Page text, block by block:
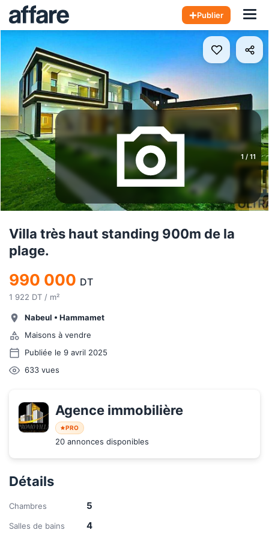
Publier
1 / 11
Villa très haut standing 900m de la
plage.
990 000 DT
1 922 DT / m²
Nabeul • Hammamet
Maisons à vendre
Publiée le 9 avril 2025
633 vues
Agence immobilière
PRO
20 annonces disponibles
Détails
Chambres 5
Salles de bains 4